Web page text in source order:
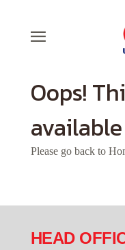
Oops!
available
Please go back to
HEAD